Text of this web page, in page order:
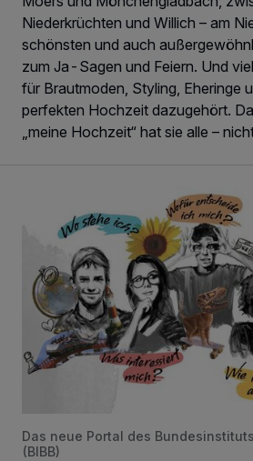
Niederkrüchten und Willich – am
schönsten und auch
zum Ja-Sagen und Feiern. Und
für Brautmoden, Styling, Eheringe
perfekten Hochzeit dazugehört.
„meine Hochzeit“ hat sie alle –
Zyndstoff für den Berufsstart
Das neue Portal des
(BIBB)